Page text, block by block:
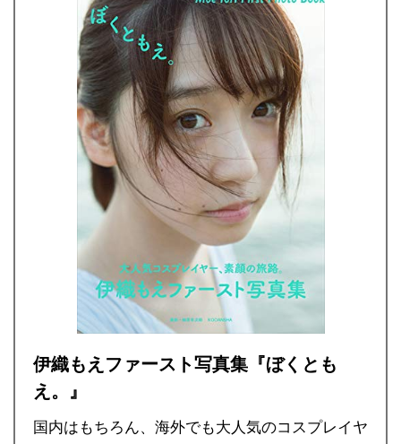
伊織もえファースト写真集『ぼくとも
え。』
国内はもちろん、海外でも大人気のコスプレイヤ